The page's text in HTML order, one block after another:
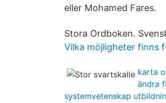
eller Mohamed Fares.
Stora Ordboken.
Vilka möjligheter finns
karta
ändra
systemvetenskap